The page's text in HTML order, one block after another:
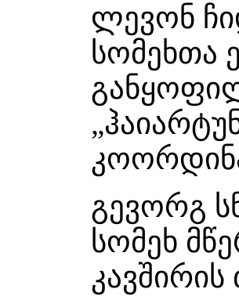
ლევონ
სომეხთა
გევორგ
სომეხ